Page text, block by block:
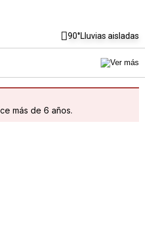
90°Lluvias aisladas
más de 6 años.